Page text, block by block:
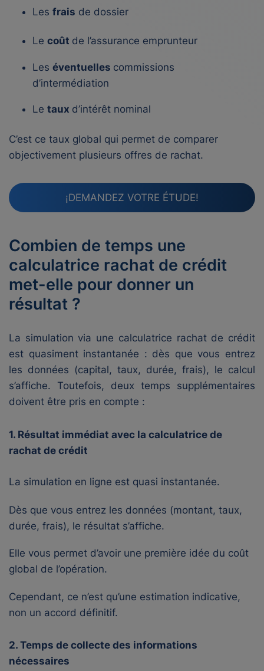
Les frais de dossier
Le coût de l’assurance emprunteur
Les éventuelles commissions
d’intermédiation
Le taux d’intérêt nominal
C’est ce taux global qui permet de comparer
objectivement plusieurs offres de rachat.
¡DEMANDEZ VOTRE ÉTUDE!
Combien de temps une
calculatrice rachat de crédit
met-elle pour donner un
résultat ?
La simulation via une calculatrice rachat de crédit
est quasiment instantanée : dès que vous entrez
les données (capital, taux, durée, frais), le calcul
s’affiche. Toutefois, deux temps supplémentaires
doivent être pris en compte :
1. Résultat immédiat avec la calculatrice de
rachat de crédit
La simulation en ligne est quasi instantanée.
Dès que vous entrez les données (montant, taux,
durée, frais), le résultat s’affiche.
Elle vous permet d’avoir une première idée du coût
global de l’opération.
Cependant, ce n’est qu’une estimation indicative,
non un accord définitif.
2. Temps de collecte des informations
nécessaires